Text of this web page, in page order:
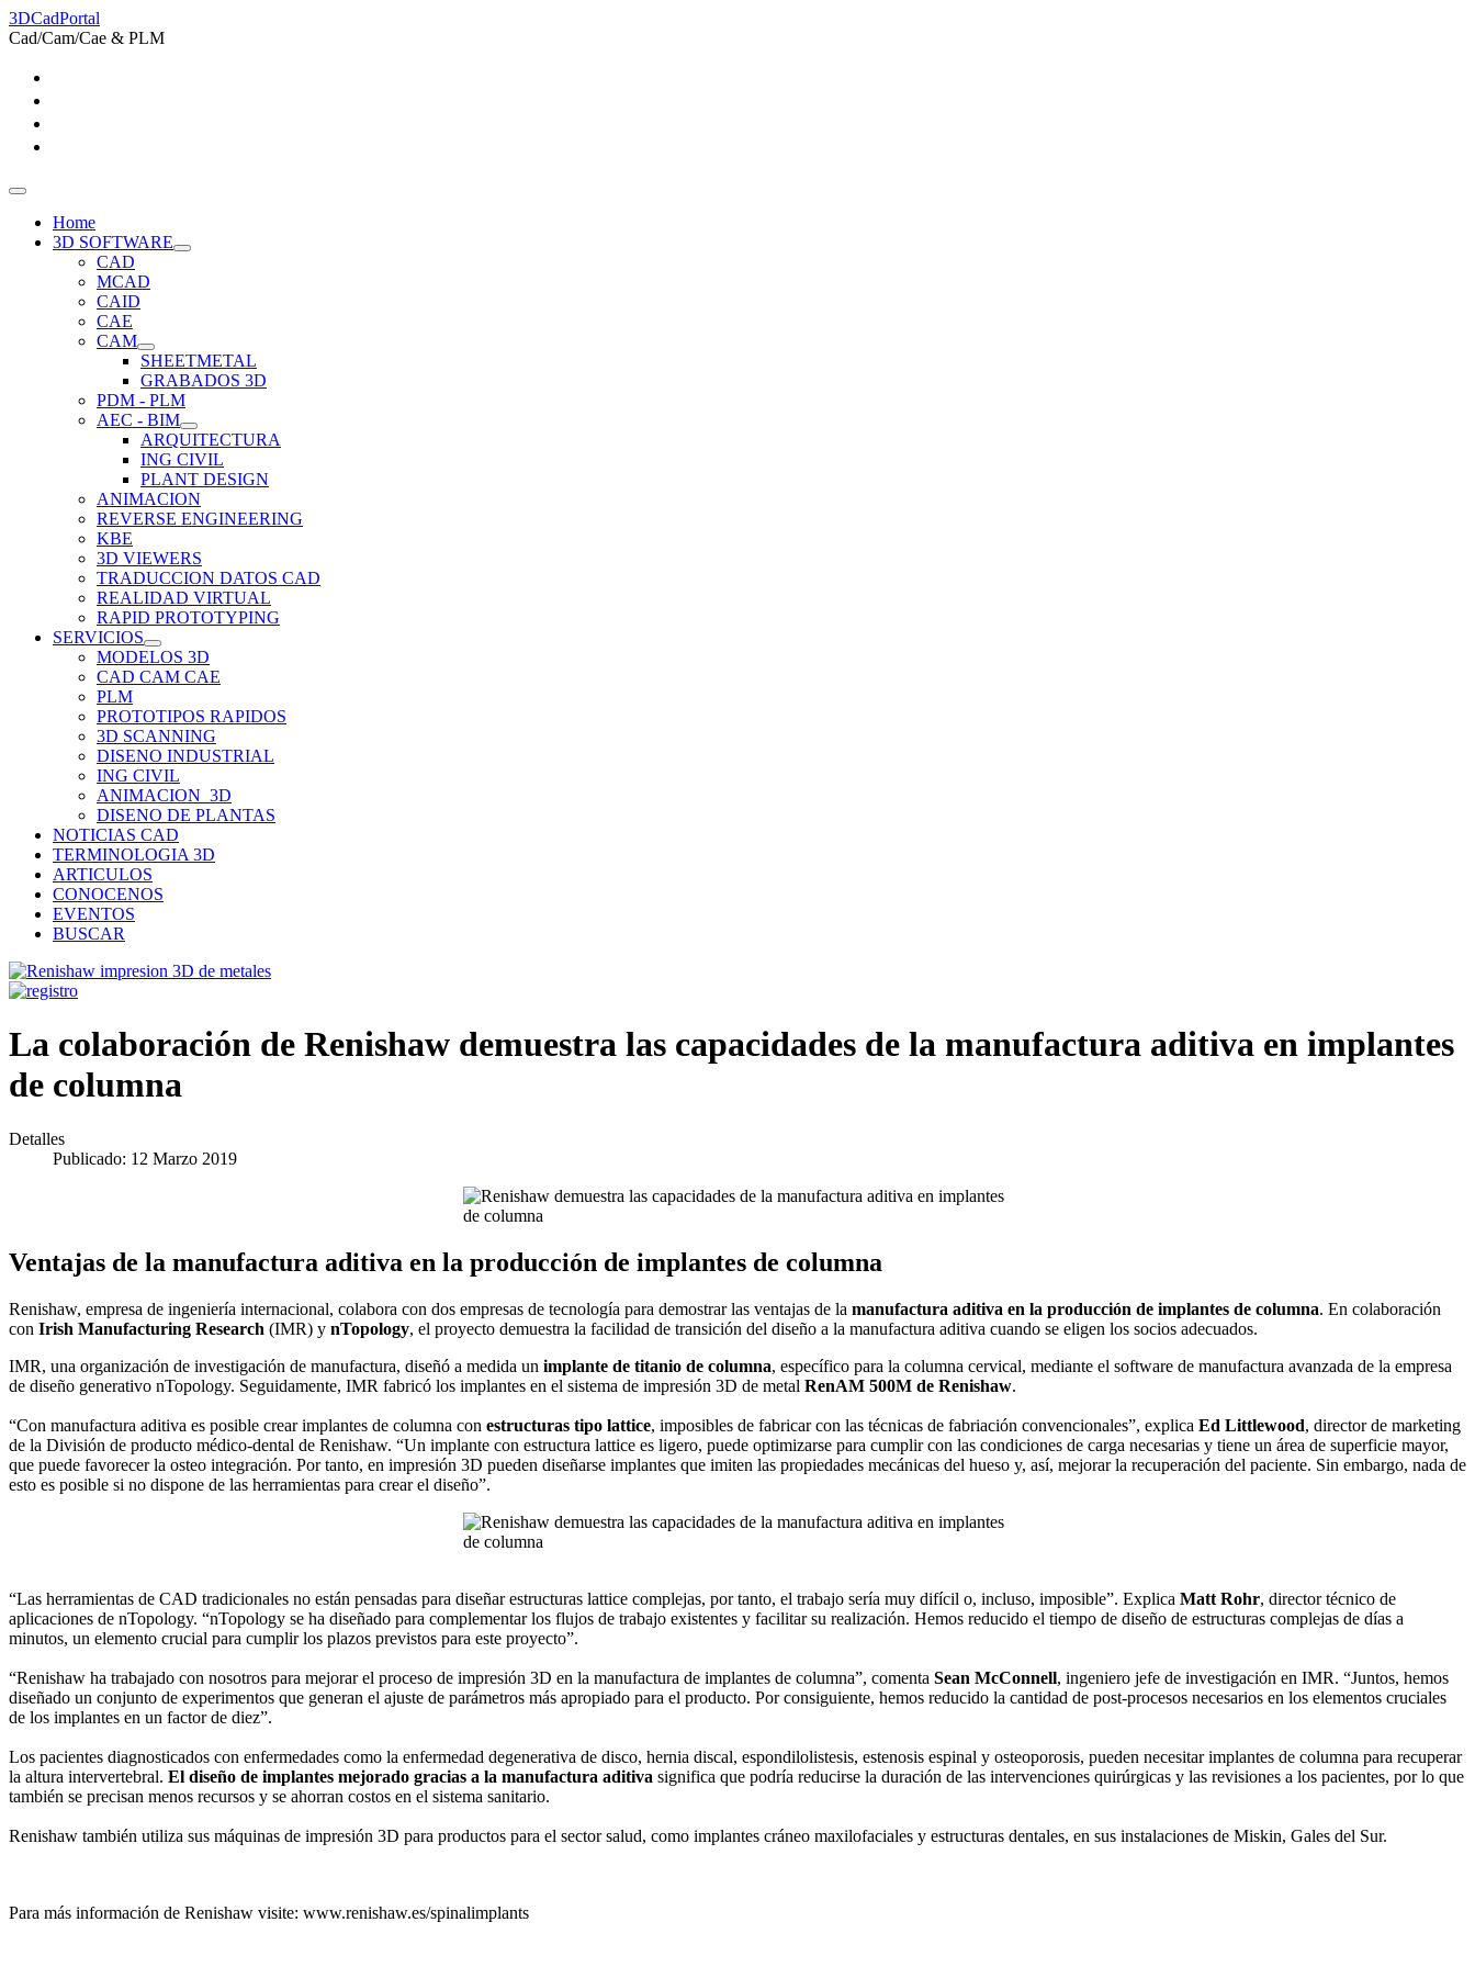
3DCadPortal
Cad/Cam/Cae & PLM
Home
3D SOFTWARE
CAD
MCAD
CAID
CAE
CAM
SHEETMETAL
GRABADOS 3D
PDM - PLM
AEC - BIM
ARQUITECTURA
ING CIVIL
PLANT DESIGN
ANIMACION
REVERSE ENGINEERING
KBE
3D VIEWERS
TRADUCCION DATOS CAD
REALIDAD VIRTUAL
RAPID PROTOTYPING
SERVICIOS
MODELOS 3D
CAD CAM CAE
PLM
PROTOTIPOS RAPIDOS
3D SCANNING
DISENO INDUSTRIAL
ING CIVIL
ANIMACION_3D
DISENO DE PLANTAS
NOTICIAS CAD
TERMINOLOGIA 3D
ARTICULOS
CONOCENOS
EVENTOS
BUSCAR
La colaboración de Renishaw demuestra las capacidades de la manufactura aditiva en implantes
de columna
Detalles
Publicado: 12 Marzo 2019
Ventajas de la manufactura aditiva en la producción de implantes de columna
Renishaw, empresa de ingeniería internacional, colabora con dos empresas de tecnología para demostrar las ventajas de la manufactura aditiva en la producción de implantes de columna. En colaboración
con Irish Manufacturing Research (IMR) y nTopology, el proyecto demuestra la facilidad de transición del diseño a la manufactura aditiva cuando se eligen los socios adecuados.
IMR, una organización de investigación de manufactura, diseñó a medida un implante de titanio de columna, específico para la columna cervical, mediante el software de manufactura avanzada de la empresa
de diseño generativo nTopology. Seguidamente, IMR fabricó los implantes en el sistema de impresión 3D de metal RenAM 500M de Renishaw.
“Con manufactura aditiva es posible crear implantes de columna con estructuras tipo lattice, imposibles de fabricar con las técnicas de fabriación convencionales”, explica Ed Littlewood, director de marketing
de la División de producto médico-dental de Renishaw. “Un implante con estructura lattice es ligero, puede optimizarse para cumplir con las condiciones de carga necesarias y tiene un área de superficie mayor,
que puede favorecer la osteo integración. Por tanto, en impresión 3D pueden diseñarse implantes que imiten las propiedades mecánicas del hueso y, así, mejorar la recuperación del paciente. Sin embargo, nada de
esto es posible si no dispone de las herramientas para crear el diseño”.
“Las herramientas de CAD tradicionales no están pensadas para diseñar estructuras lattice complejas, por tanto, el trabajo sería muy difícil o, incluso, imposible”. Explica Matt Rohr, director técnico de
aplicaciones de nTopology. “nTopology se ha diseñado para complementar los flujos de trabajo existentes y facilitar su realización. Hemos reducido el tiempo de diseño de estructuras complejas de días a
minutos, un elemento crucial para cumplir los plazos previstos para este proyecto”.
“Renishaw ha trabajado con nosotros para mejorar el proceso de impresión 3D en la manufactura de implantes de columna”, comenta Sean McConnell, ingeniero jefe de investigación en IMR. “Juntos, hemos
diseñado un conjunto de experimentos que generan el ajuste de parámetros más apropiado para el producto. Por consiguiente, hemos reducido la cantidad de post-procesos necesarios en los elementos cruciales
de los implantes en un factor de diez”.
Los pacientes diagnosticados con enfermedades como la enfermedad degenerativa de disco, hernia discal, espondilolistesis, estenosis espinal y osteoporosis, pueden necesitar implantes de columna para recuperar
la altura intervertebral. El diseño de implantes mejorado gracias a la manufactura aditiva significa que podría reducirse la duración de las intervenciones quirúrgicas y las revisiones a los pacientes, por lo que
también se precisan menos recursos y se ahorran costos en el sistema sanitario.
Renishaw también utiliza sus máquinas de impresión 3D para productos para el sector salud, como implantes cráneo maxilofaciales y estructuras dentales, en sus instalaciones de Miskin, Gales del Sur.
Para más información de Renishaw visite: www.renishaw.es/spinalimplants